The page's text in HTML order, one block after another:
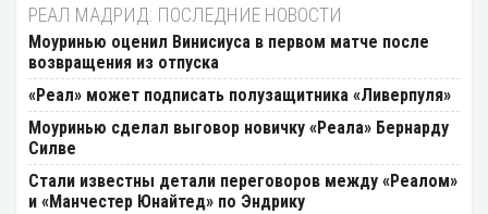
РЕАЛ МАДРИД: ПОСЛЕДНИЕ НОВОСТИ
Моуринью оценил Винисиуса в первом матче после
возвращения из отпуска
«Реал» может подписать полузащитника «Ливерпуля»
Моуринью сделал выговор новичку «Реала» Бернарду
Силве
Стали известны детали переговоров между «Реалом»
и «Манчестер Юнайтед» по Эндрику